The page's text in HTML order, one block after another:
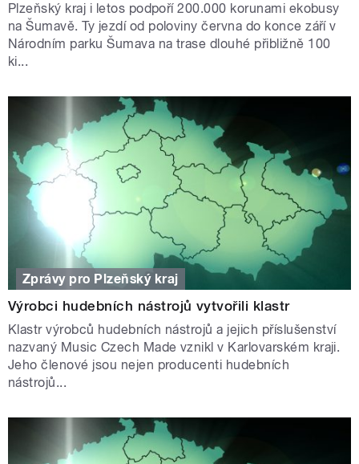
Plzeňský kraj i letos podpoří 200.000 korunami ekobusy
na Šumavě. Ty jezdí od poloviny června do konce září v
Národním parku Šumava na trase dlouhé přibližně 100
ki...
Zprávy pro Plzeňský kraj
Výrobci hudebních nástrojů vytvořili klastr
Klastr výrobců hudebních nástrojů a jejich příslušenství
nazvaný Music Czech Made vznikl v Karlovarském kraji.
Jeho členové jsou nejen producenti hudebních
nástrojů...